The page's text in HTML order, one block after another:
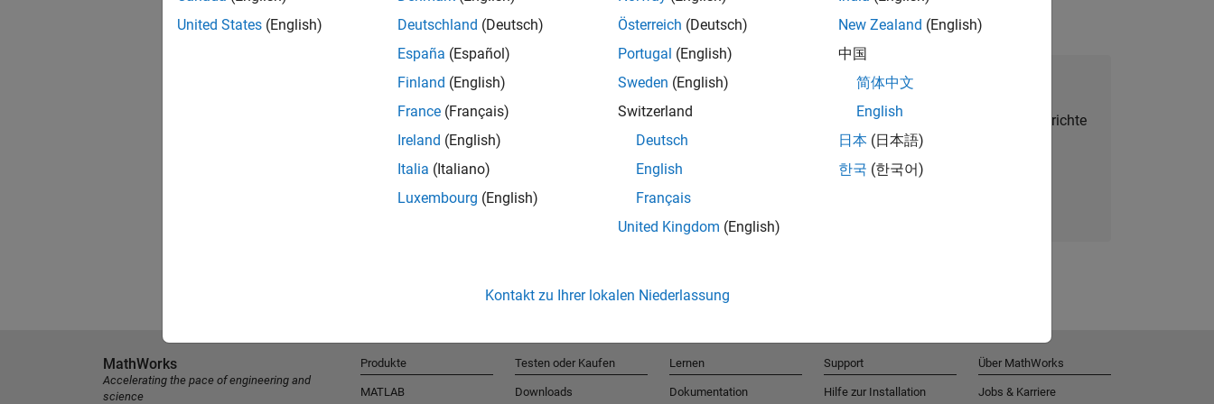
Talent Network beitreten
Erhalten Sie personalisierte Stellenangebote, Berichte
und Unternehmensneuigkeiten.
United States (English)
Deutschland (Deutsch)
España (Español)
Finland (English)
France (Français)
Ireland (English)
Italia (Italiano)
Luxembourg (English)
Österreich (Deutsch)
Portugal (English)
Sweden (English)
Switzerland
Deutsch
English
Français
United Kingdom (English)
New Zealand (English)
中国
简体中文
English
日本 (日本語)
한국 (한국어)
Kontakt zu Ihrer lokalen Niederlassung
MathWorks
Accelerating the pace of engineering and
science
Produkte
MATLAB
Testen oder Kaufen
Downloads
Lernen
Dokumentation
Support
Hilfe zur Installation
Über MathWorks
Jobs & Karriere